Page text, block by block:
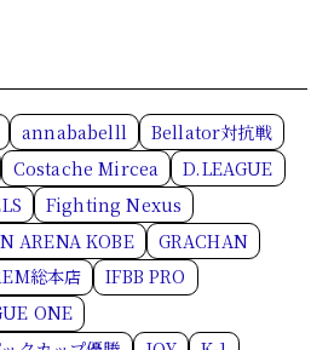
annababelll
Bellator対抗戦
Costache Mircea
D.LEAGUE
Fighting Nexus
ARENA KOBE
GRACHAN
総本店
IFBB PRO
ONE